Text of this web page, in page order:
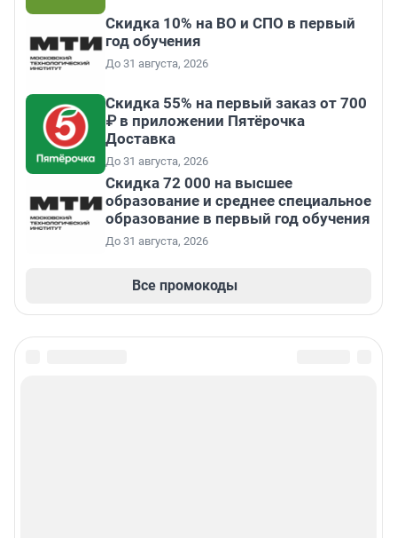
Скидка 10% на ВО и СПО в первый
год обучения
До 31 августа, 2026
Скидка 55% на первый заказ от 700
₽ в приложении Пятёрочка
Доставка
До 31 августа, 2026
Скидка 72 000 на высшее
образование и среднее специальное
образование в первый год обучения
До 31 августа, 2026
Все промокоды